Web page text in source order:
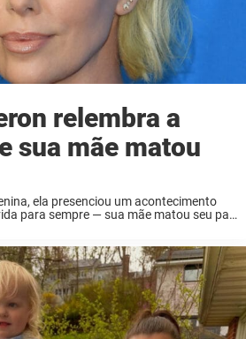
relembra a
sua mãe matou
ela presenciou um acontecimento
para sempre — sua mãe matou seu pai